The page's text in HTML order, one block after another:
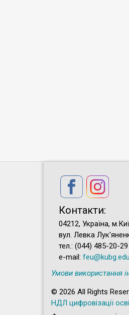
Контакти:
04212, Україна,
вул. Левка
тел.: (044) 485-20-29
e-mail:
Умови використання
© 2026 All Rights
НДЛ цифровізації